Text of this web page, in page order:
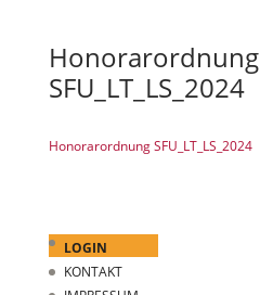
Honorarordnung
SFU_LT_LS_2024
Honorarordnung SFU_LT_LS_2024
LOGIN
KONTAKT